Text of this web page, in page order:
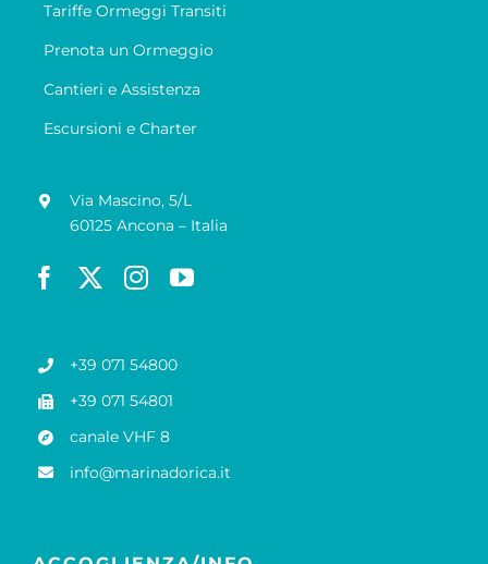
Tariffe Ormeggi Transiti
Prenota un Ormeggio
Cantieri e Assistenza
Escursioni e Charter
Via Mascino, 5/L
60125 Ancona – Italia
+39 071 54800
+39 071 54801
canale VHF 8
info@marinadorica.it